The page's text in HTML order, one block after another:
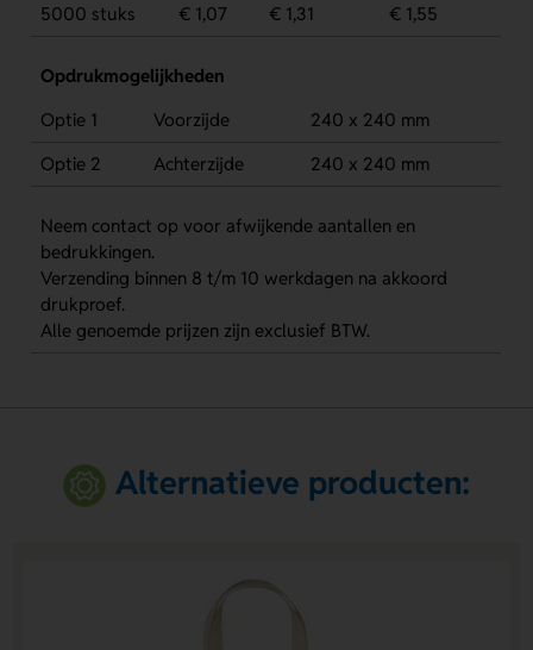
5000 stuks
€ 1,07 € 1,31 € 1,55
Opdrukmogelijkheden
Optie 1
Voorzijde
240 x 240 mm
Optie 2
Achterzijde 240 x 240 mm
Neem contact op voor afwijkende aantallen en
bedrukkingen.
Verzending binnen 8 t/m 10 werkdagen na akkoord
drukproef.
Alle genoemde prijzen zijn exclusief BTW.
Alternatieve producten: